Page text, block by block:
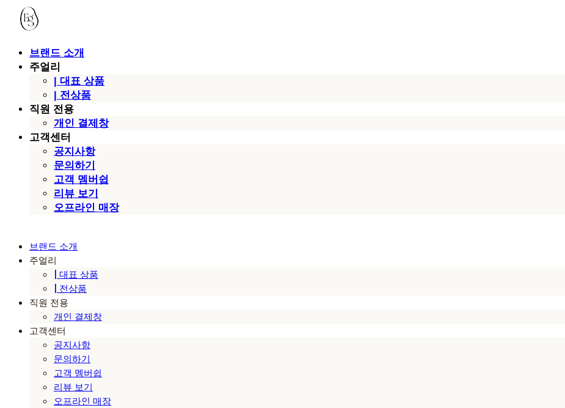
브랜드 소개
주얼리
| 대표 상품
| 전상품
직원 전용
개인 결제창
고객센터
공지사항
문의하기
고객 멤버쉽
리뷰 보기
오프라인 매장
브랜드 소개
주얼리
| 대표 상품
| 전상품
직원 전용
개인 결제창
고객센터
공지사항
문의하기
고객 멤버쉽
리뷰 보기
오프라인 매장